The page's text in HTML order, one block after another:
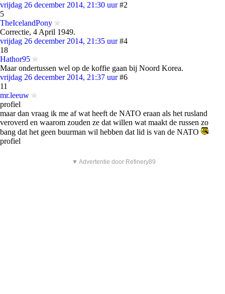
vrijdag 26 december 2014, 21:30 uur #2
5
TheIcelandPony
Correctie, 4 April 1949.
vrijdag 26 december 2014, 21:35 uur #4
18
Hathor95
Maar ondertussen wel op de koffie gaan bij Noord Korea.
vrijdag 26 december 2014, 21:37 uur #6
11
mr.leeuw
profiel
maar dan vraag ik me af wat heeft de NATO eraan als het rusland
veroverd en waarom zouden ze dat willen wat maakt de russen zo
bang dat het geen buurman wil hebben dat lid is van de NATO
profiel
▼ Advertentie door Refinery89